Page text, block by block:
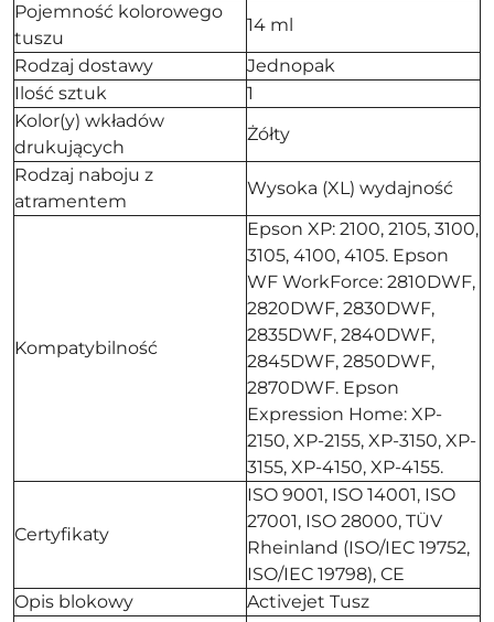
Pojemność kolorowego
tuszu
14 ml
Rodzaj dostawy
Jednopak
Ilość sztuk
1
Kolor(y) wkładów
drukujących
Żółty
Rodzaj naboju z
atramentem
Wysoka (XL) wydajność
Kompatybilność
Epson XP: 2100, 2105, 3100,
3105, 4100, 4105. Epson
WF WorkForce: 2810DWF,
2820DWF, 2830DWF,
2835DWF, 2840DWF,
2845DWF, 2850DWF,
2870DWF. Epson
Expression Home: XP-
2150, XP-2155, XP-3150, XP-
3155, XP-4150, XP-4155.
Certyfikaty
ISO 9001, ISO 14001, ISO
27001, ISO 28000, TÜV
Rheinland (ISO/IEC 19752,
ISO/IEC 19798), CE
Opis blokowy
Activejet Tusz